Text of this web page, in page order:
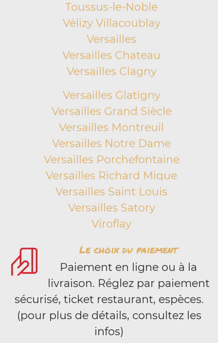
Toussus-le-Noble
Vélizy Villacoublay
Versailles
Versailles Chateau
Versailles Clagny
Versailles Glatigny
Versailles Grand Siècle
Versailles Montreuil
Versailles Notre Dame
Versailles Porchefontaine
Versailles Richard Mique
Versailles Saint Louis
Versailles Satory
Viroflay
Le choix du paiement
Paiement en ligne ou à la
livraison. Réglez par paiement
sécurisé, ticket restaurant, espèces.
(pour plus de détails, consultez les
infos)